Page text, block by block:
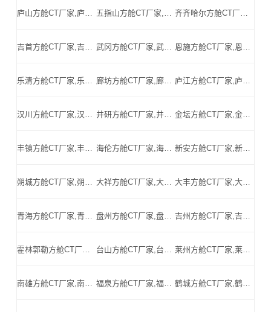
庐山方舱CT厂家,庐山方舱式CT,庐山CT方舱,庐山方舱CT,庐山医用CT方舱,庐山移动方舱CT-庐山医用CT方舱公司 五指山方舱CT厂家,五指山方舱式CT,五指山CT方舱,五指山方舱CT,五指山医用CT方舱,五指山移动方舱CT-五指山医用CT方舱公司 齐齐哈尔方舱CT厂家,齐齐哈尔方舱式CT,齐齐哈尔CT方舱,齐齐哈尔方舱CT,齐齐哈尔医用CT方舱,齐齐哈尔移动方舱CT-齐齐哈尔医用CT方舱公司
吉首方舱CT厂家,吉首方舱式CT,吉首CT方舱,吉首方舱CT,吉首医用CT方舱,吉首移动方舱CT-吉首医用CT方舱公司 武冈方舱CT厂家,武冈方舱式CT,武冈CT方舱,武冈方舱CT,武冈医用CT方舱,武冈移动方舱CT-武冈医用CT方舱公司 恩施方舱CT厂家,恩施方舱式CT,恩施CT方舱,恩施方舱CT,恩施医用CT方舱,恩施移动方舱CT-恩施医用CT方舱公司
乐清方舱CT厂家,乐清方舱式CT,乐清CT方舱,乐清方舱CT,乐清医用CT方舱,乐清移动方舱CT-乐清医用CT方舱公司 廊坊方舱CT厂家,廊坊方舱式CT,廊坊CT方舱,廊坊方舱CT,廊坊医用CT方舱,廊坊移动方舱CT-廊坊医用CT方舱公司 庐江方舱CT厂家,庐江方舱式CT,庐江CT方舱,庐江方舱CT,庐江医用CT方舱,庐江移动方舱CT-庐江医用CT方舱公司
汉川方舱CT厂家,汉川方舱式CT,汉川CT方舱,汉川方舱CT,汉川医用CT方舱,汉川移动方舱CT-汉川医用CT方舱公司 井研方舱CT厂家,井研方舱式CT,井研CT方舱,井研方舱CT,井研医用CT方舱,井研移动方舱CT-井研医用CT方舱公司 金坛方舱CT厂家,金坛方舱式CT,金坛CT方舱,金坛方舱CT,金坛医用CT方舱,金坛移动方舱CT-金坛医用CT方舱公司
丰镇方舱CT厂家,丰镇方舱式CT,丰镇CT方舱,丰镇方舱CT,丰镇医用CT方舱,丰镇移动方舱CT-丰镇医用CT方舱公司 海伦方舱CT厂家,海伦方舱式CT,海伦CT方舱,海伦方舱CT,海伦医用CT方舱,海伦移动方舱CT-海伦医用CT方舱公司 新安方舱CT厂家,新安方舱式CT,新安CT方舱,新安方舱CT,新安医用CT方舱,新安移动方舱CT-新安医用CT方舱公司
朔城方舱CT厂家,朔城方舱式CT,朔城CT方舱,朔城方舱CT,朔城医用CT方舱,朔城移动方舱CT-朔城医用CT方舱公司 大祥方舱CT厂家,大祥方舱式CT,大祥CT方舱,大祥方舱CT,大祥医用CT方舱,大祥移动方舱CT-大祥医用CT方舱公司 大丰方舱CT厂家,大丰方舱式CT,大丰CT方舱,大丰方舱CT,大丰医用CT方舱,大丰移动方舱CT-大丰医用CT方舱公司
青海方舱CT厂家,青海方舱式CT,青海CT方舱,青海方舱CT,青海医用CT方舱,青海移动方舱CT-青海医用CT方舱公司 盘州方舱CT厂家,盘州方舱式CT,盘州CT方舱,盘州方舱CT,盘州医用CT方舱,盘州移动方舱CT-盘州医用CT方舱公司 吉州方舱CT厂家,吉州方舱式CT,吉州CT方舱,吉州方舱CT,吉州医用CT方舱,吉州移动方舱CT-吉州医用CT方舱公司
霍林郭勒方舱CT厂家,霍林郭勒方舱式CT,霍林郭勒CT方舱,霍林郭勒方舱CT,霍林郭勒医用CT方舱,霍林郭勒移动方舱CT-霍林郭勒医用CT方舱公司 台山方舱CT厂家,台山方舱式CT,台山CT方舱,台山方舱CT,台山医用CT方舱,台山移动方舱CT-台山医用CT方舱公司 莱州方舱CT厂家,莱州方舱式CT,莱州CT方舱,莱州方舱CT,莱州医用CT方舱,莱州移动方舱CT-莱州医用CT方舱公司
南雄方舱CT厂家,南雄方舱式CT,南雄CT方舱,南雄方舱CT,南雄医用CT方舱,南雄移动方舱CT-南雄医用CT方舱公司 福泉方舱CT厂家,福泉方舱式CT,福泉CT方舱,福泉方舱CT,福泉医用CT方舱,福泉移动方舱CT-福泉医用CT方舱公司 鹤城方舱CT厂家,鹤城方舱式CT,鹤城CT方舱,鹤城方舱CT,鹤城医用CT方舱,鹤城移动方舱CT-鹤城医用CT方舱公司